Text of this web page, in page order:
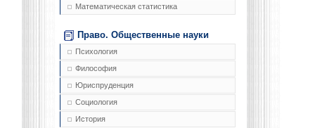
Математическая статистика
Право. Общественные науки
Психология
Философия
Юриспруденция
Социология
История